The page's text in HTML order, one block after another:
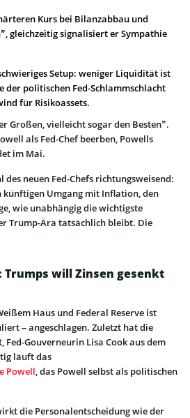
Kurs bei Bilanzabbau und
gleichzeitig signalisiert er Sympathie
Setup: weniger Liquidität ist
der politischen Fed-Schlammschlacht
für Risikoassets.
Großen, vielleicht sogar den Besten”.
als Fed-Chef beerben, Powells
im Mai.
neuen Fed-Chefs richtungsweisend:
künftigen Umgang mit Inflation, den
wie unabhängig die wichtigste
Trump-Ära tatsächlich bleibt. Die
will Zinsen gesenkt
Haus und Federal Reserve ist
– angeschlagen. Zuletzt hat die
Fed-Gouverneurin Lisa Cook aus dem
läuft das
Powell, das Powell selbst als politischen
die Personalentscheidung wie der